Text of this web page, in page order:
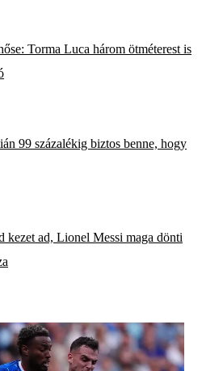
Torma Luca három ötméterest is
99 százalékig biztos benne, hogy
kezet ad, Lionel Messi maga dönti